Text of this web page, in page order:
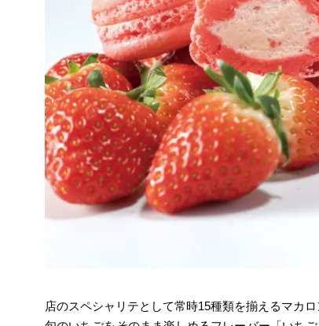
店のスペシャリテとして常時15種類を揃えるマカロ